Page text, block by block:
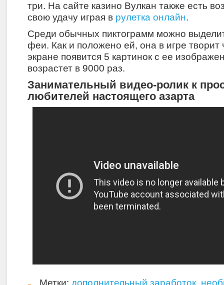
три. На сайте казино Вулкан также есть
свою удачу играя в рулетка онлайн.
Среди обычных пиктограмм можно
феи. Как и положено ей, она в игре творит
экране появится 5 картинок с ее
возрастет в 9000 раз.
Занимательный видео-ролик к
любителей настоящего азарта
Метки: дополнительный заработок,